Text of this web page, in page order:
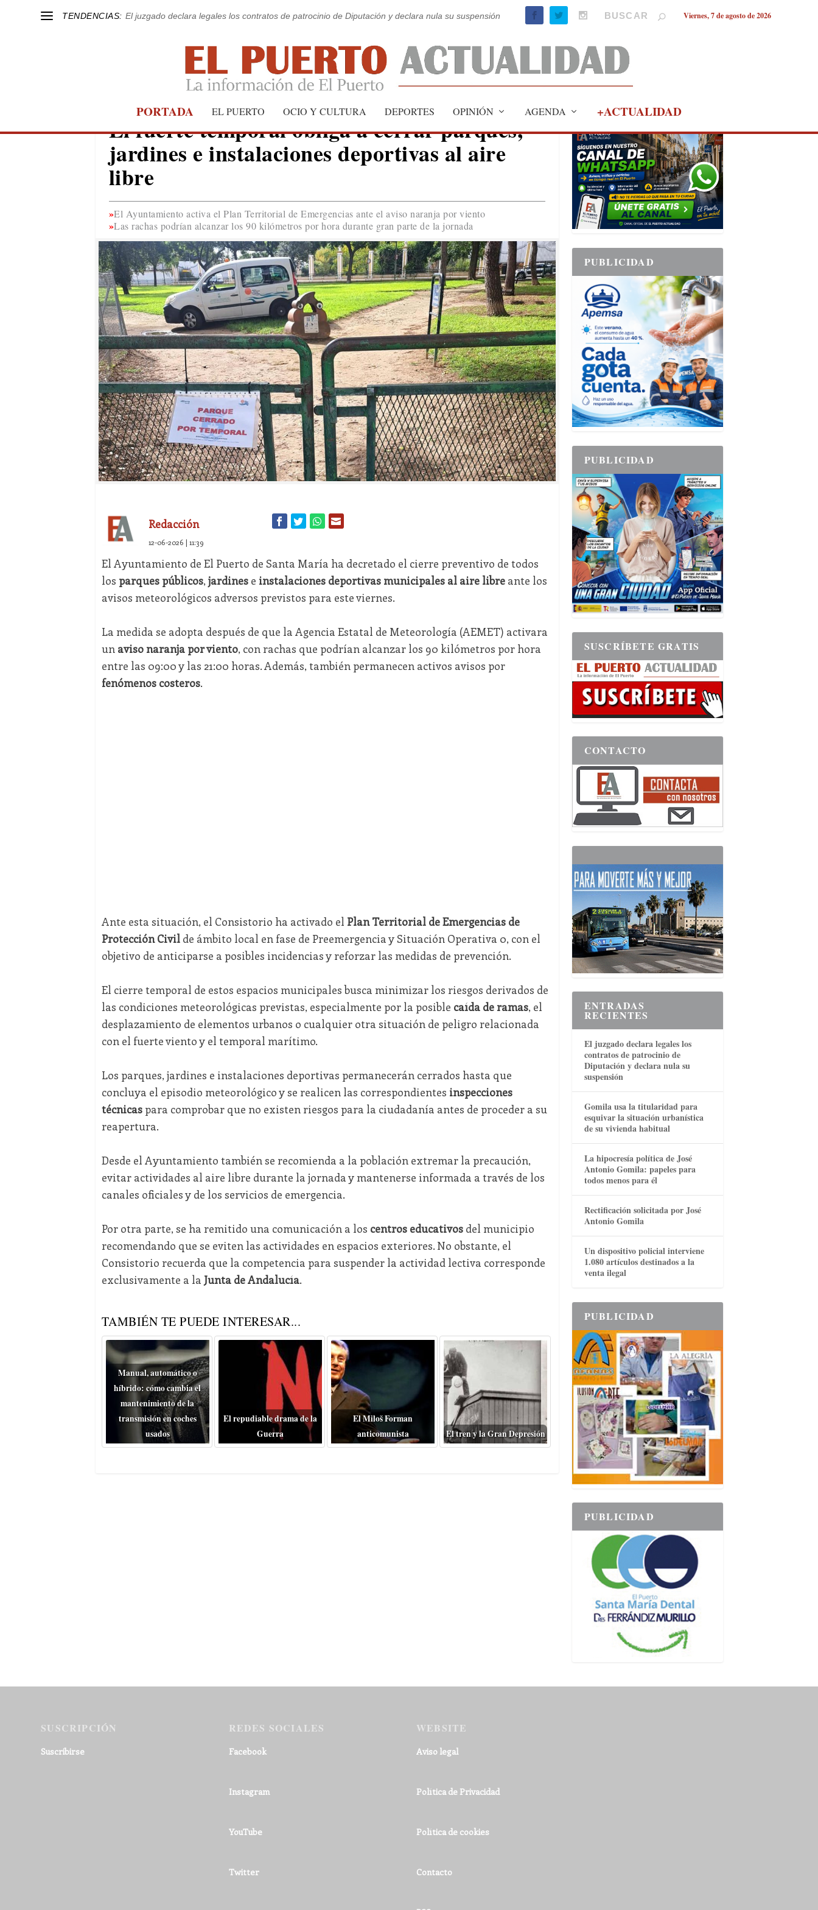
TENDENCIAS: El juzgado declara legales los contratos de patrocinio de Diputación y declara nula su suspensión Viernes, 7 de agosto de 2026
PORTADA EL PUERTO OCIO Y CULTURA DEPORTES OPINIÓN AGENDA +ACTUALIDAD
EL PUERTO
El fuerte temporal obliga a cerrar parques,
jardines e instalaciones deportivas al aire
libre
El Ayuntamiento activa el Plan Territorial de Emergencias ante el aviso naranja por viento
Las rachas podrían alcanzar los 90 kilómetros por hora durante gran parte de la jornada
Redacción
12-06-2026 | 11:39
El Ayuntamiento de El Puerto de Santa María ha decretado el cierre preventivo de todos
los parques públicos, jardinese instalaciones deportivas municipales al aire libreante los
avisos meteorológicos adversos previstos para este viernes.
La medida se adopta después de que la Agencia Estatal de Meteorología (AEMET) activara
un aviso naranja por viento, con rachas que podrían alcanzar los 90 kilómetros por hora
entre las 09:00 y las 21:00 horas. Además, también permanecen activos avisos por
fenómenos costeros.
Ante esta situación, el Consistorio ha activado el Plan Territorial de Emergencias de
Protección Civilde ámbito local en fase de Preemergencia y Situación Operativa 0, con el
objetivo de anticiparse a posibles incidencias y reforzar las medidas de prevención.
El cierre temporal de estos espacios municipales busca minimizar los riesgos derivados de
las condiciones meteorológicas previstas, especialmente por la posible caída de ramas, el
desplazamiento de elementos urbanos o cualquier otra situación de peligro relacionada
con el fuerte viento y el temporal marítimo.
Los parques, jardines e instalaciones deportivas permanecerán cerrados hasta que
concluya el episodio meteorológico y se realicen las correspondientes inspecciones
técnicaspara comprobar que no existen riesgos para la ciudadanía antes de proceder a su
reapertura.
Desde el Ayuntamiento también se recomienda a la población extremar la precaución,
evitar actividades al aire libre durante la jornada y mantenerse informada a través de los
canales oficiales y de los servicios de emergencia.
Por otra parte, se ha remitido una comunicación a los centros educativosdel municipio
recomendando que se eviten las actividades en espacios exteriores. No obstante, el
Consistorio recuerda que la competencia para suspender la actividad lectiva corresponde
exclusivamente a la Junta de Andalucía.
TAMBIÉN TE PUEDE INTERESAR...
Manual, automático o
híbrido: cómo cambia el
mantenimiento de la
transmisión en coches
usados
El repudiable drama de la
Guerra
El Miloš Forman
anticomunista
El tren y la Gran Depresión
PUBLICIDAD
PUBLICIDAD
PUBLICIDAD
SUSCRÍBETE GRATIS
CONTACTO
ENTRADAS
RECIENTES
El juzgado declara legales los
contratos de patrocinio de
Diputación y declara nula su
suspensión
Gomila usa la titularidad para
esquivar la situación urbanística
de su vivienda habitual
La hipocresía política de José
Antonio Gomila: papeles para
todos menos para él
Rectificación solicitada por José
Antonio Gomila
Un dispositivo policial interviene
1.080 artículos destinados a la
venta ilegal
PUBLICIDAD
PUBLICIDAD
SUSCRIPCIÓN
Suscribirse
REDES SOCIALES
Facebook
Instagram
YouTube
Twitter
WEBSITE
Aviso legal
Política de Privacidad
Política de cookies
Contacto